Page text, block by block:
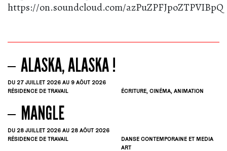
https://on.soundcloud.com/azPuZPFJpoZTPVIBpQ
ALASKA, ALASKA !
DU 27 JUILLET 2026 AU 9 AÔUT 2026
RÉSIDENCE DE TRAVAIL
ÉCRITURE, CINÉMA, ANIMATION
MANGLE
DU 28 JUILLET 2026 AU 28 AÔUT 2026
RÉSIDENCE DE TRAVAIL
DANSE CONTEMPORAINE ET MEDIA
ART